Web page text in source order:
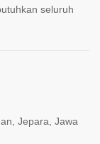
seluruh
Jepara, Jawa